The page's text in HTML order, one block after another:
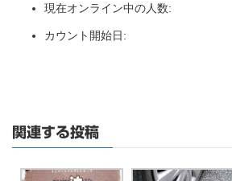
現在オンライン中の人数:
カウント開始日:
関連する投稿